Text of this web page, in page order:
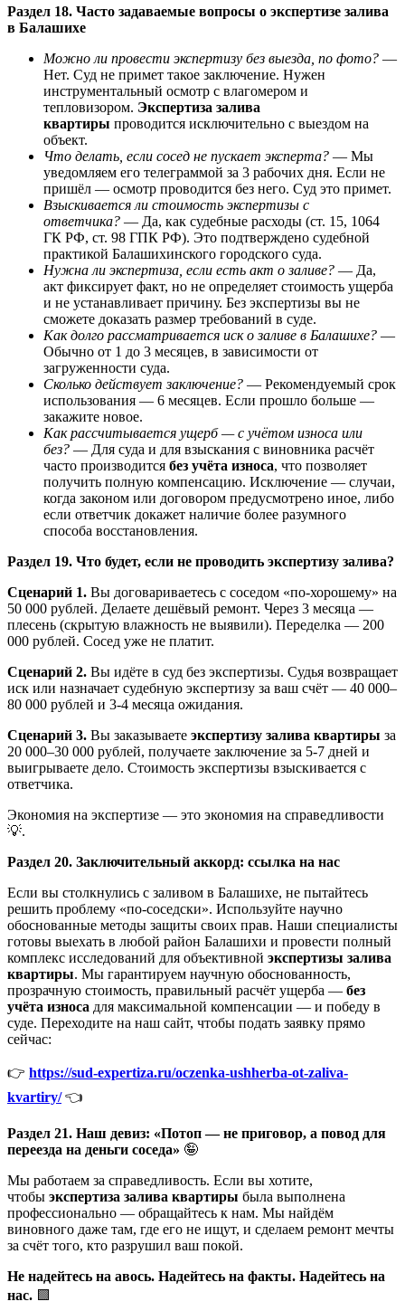
Раздел 18. Часто задаваемые вопросы о экспертизе залива
в Балашихе
Можно ли провести экспертизу без выезда, по фото? —
Нет. Суд не примет такое заключение. Нужен
инструментальный осмотр с влагомером и
тепловизором. Экспертиза залива
квартиры проводится исключительно с выездом на
объект.
Что делать, если сосед не пускает эксперта? — Мы
уведомляем его телеграммой за 3 рабочих дня. Если не
пришёл — осмотр проводится без него. Суд это примет.
Взыскивается ли стоимость экспертизы с
ответчика? — Да, как судебные расходы (ст. 15, 1064
ГК РФ, ст. 98 ГПК РФ). Это подтверждено судебной
практикой Балашихинского городского суда.
Нужна ли экспертиза, если есть акт о заливе? — Да,
акт фиксирует факт, но не определяет стоимость ущерба
и не устанавливает причину. Без экспертизы вы не
сможете доказать размер требований в суде.
Как долго рассматривается иск о заливе в Балашихе? —
Обычно от 1 до 3 месяцев, в зависимости от
загруженности суда.
Сколько действует заключение? — Рекомендуемый срок
использования — 6 месяцев. Если прошло больше —
закажите новое.
Как рассчитывается ущерб — с учётом износа или
без? — Для суда и для взыскания с виновника расчёт
часто производится без учёта износа, что позволяет
получить полную компенсацию. Исключение — случаи,
когда законом или договором предусмотрено иное, либо
если ответчик докажет наличие более разумного
способа восстановления.
Раздел 19. Что будет, если не проводить экспертизу залива?
Сценарий 1. Вы договариваетесь с соседом «по-хорошему» на
50 000 рублей. Делаете дешёвый ремонт. Через 3 месяца —
плесень (скрытую влажность не выявили). Переделка — 200
000 рублей. Сосед уже не платит.
Сценарий 2. Вы идёте в суд без экспертизы. Судья возвращает
иск или назначает судебную экспертизу за ваш счёт — 40 000–
80 000 рублей и 3-4 месяца ожидания.
Сценарий 3. Вы заказываете экспертизу залива квартиры за
20 000–30 000 рублей, получаете заключение за 5-7 дней и
выигрываете дело. Стоимость экспертизы взыскивается с
ответчика.
Экономия на экспертизе — это экономия на справедливости
💡.
Раздел 20. Заключительный аккорд: ссылка на нас
Если вы столкнулись с заливом в Балашихе, не пытайтесь
решить проблему «по-соседски». Используйте научно
обоснованные методы защиты своих прав. Наши специалисты
готовы выехать в любой район Балашихи и провести полный
комплекс исследований для объективной экспертизы залива
квартиры. Мы гарантируем научную обоснованность,
прозрачную стоимость, правильный расчёт ущерба — без
учёта износа для максимальной компенсации — и победу в
суде. Переходите на наш сайт, чтобы подать заявку прямо
сейчас:
👉 https://sud-expertiza.ru/oczenka-ushherba-ot-zaliva-
kvartiry/👈
Раздел 21. Наш девиз: «Потоп — не приговор, а повод для
переезда на деньги соседа» 🤪
Мы работаем за справедливость. Если вы хотите,
чтобы экспертиза залива квартиры была выполнена
профессионально — обращайтесь к нам. Мы найдём
виновного даже там, где его не ищут, и сделаем ремонт мечты
за счёт того, кто разрушил ваш покой.
Не надейтесь на авось. Надейтесь на факты. Надейтесь на
нас. 🟩